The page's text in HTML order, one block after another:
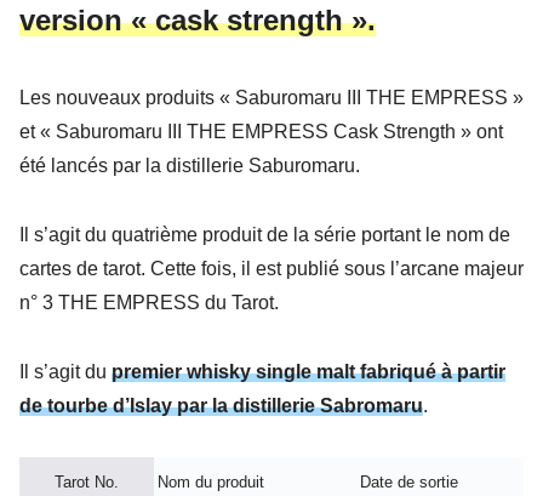
version « cask strength ».
Les nouveaux produits « Saburomaru III THE EMPRESS »
et « Saburomaru III THE EMPRESS Cask Strength » ont
été lancés par la distillerie Saburomaru.
Il s’agit du quatrième produit de la série portant le nom de
cartes de tarot. Cette fois, il est publié sous l’arcane majeur
n° 3 THE EMPRESS du Tarot.
Il s’agit du premier whisky single malt fabriqué à partir
de tourbe d’Islay par la distillerie Sabromaru.
Tarot No. Nom du produit Date de sortie